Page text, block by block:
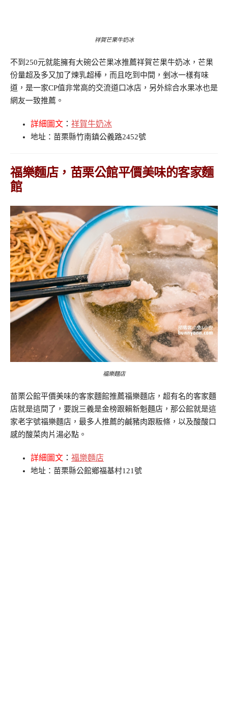
祥賀芒果牛奶冰
不到250元就能擁有大碗公芒果冰推薦祥賀芒果牛奶冰，芒果
份量超及多又加了煉乳超棒，而且吃到中間，剉冰一樣有味
道，是一家CP值非常高的交流道口冰店，另外綜合水果冰也是
網友一致推薦。
詳細圖文 ： 祥賀牛奶冰
地址：苗栗縣竹南鎮公義路2452號
福樂麵店，苗栗公館平價美味的客家麵
館
福樂麵店
苗栗公館平價美味的客家麵館推薦福樂麵店，超有名的客家麵
店就是這間了，要說三義是金榜跟賴新魁麵店，那公館就是這
家老字號福樂麵店，最多人推薦的鹹豬肉跟粄條，以及酸酸口
感的酸菜肉片湯必點。
詳細圖文 ： 福樂麵店
地址：苗栗縣公館鄉福基村121號